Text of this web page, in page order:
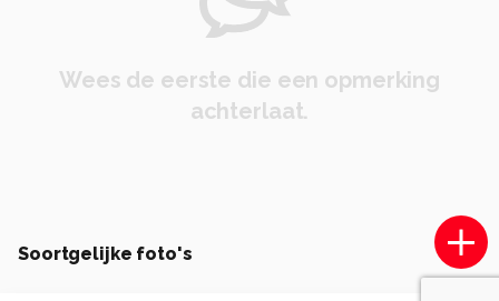
Wees de eerste die een opmerking
achterlaat.
Soortgelijke foto's